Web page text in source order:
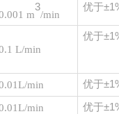
m
3
/min
优于
L/min
优于
min 优于
min 优于